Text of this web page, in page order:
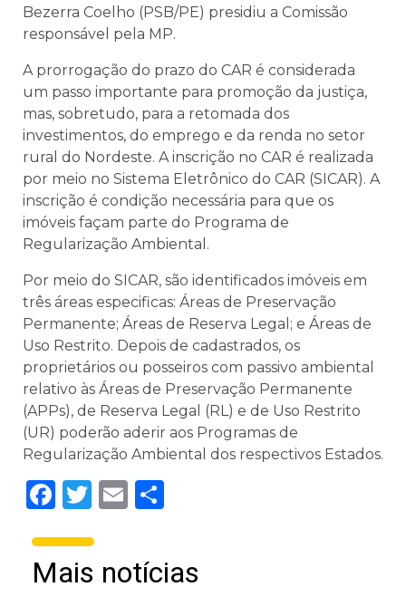
Bezerra Coelho (PSB/PE) presidiu a Comissão
responsável pela MP.
A prorrogação do prazo do CAR é considerada
um passo importante para promoção da justiça,
mas, sobretudo, para a retomada dos
investimentos, do emprego e da renda no setor
rural do Nordeste. A inscrição no CAR é realizada
por meio no Sistema Eletrônico do CAR (SICAR). A
inscrição é condição necessária para que os
imóveis façam parte do Programa de
Regularização Ambiental.
Por meio do SICAR, são identificados imóveis em
três áreas especificas: Áreas de Preservação
Permanente; Áreas de Reserva Legal; e Áreas de
Uso Restrito. Depois de cadastrados, os
proprietários ou posseiros com passivo ambiental
relativo às Áreas de Preservação Permanente
(APPs), de Reserva Legal (RL) e de Uso Restrito
(UR) poderão aderir aos Programas de
Regularização Ambiental dos respectivos Estados.
Facebook
Twitter
Email
Mais notícias